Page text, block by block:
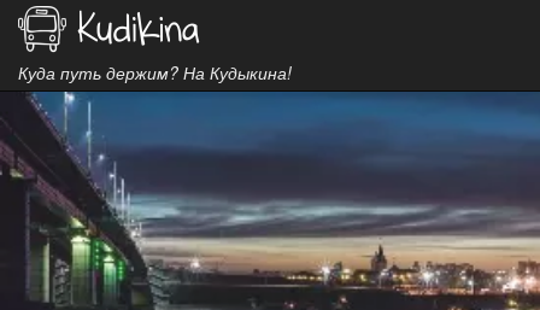
Куда путь держим? На Кудыкина!